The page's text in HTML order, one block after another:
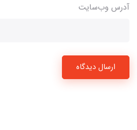
آدرس وب‌سایت
ارسال دیدگاه